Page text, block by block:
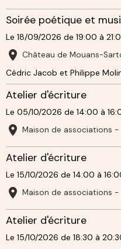
Soirée poétique et
Le 18/09/2026 de 19:00 à
Château de Mouans-
Cédric Jacob et Philippe
Atelier d'écriture
Le 05/10/2026 de 14:00 à
Maison de associations -
Atelier d'écriture
Le 15/10/2026 de 14:00 à
Maison de associations -
Atelier d'écriture
Le 15/10/2026 de 18:30 à